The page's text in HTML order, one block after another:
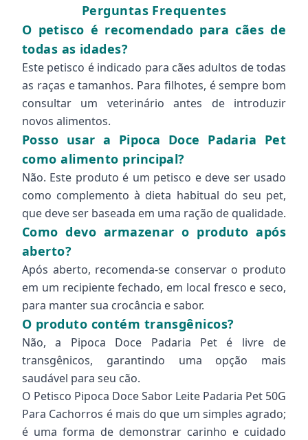
Perguntas Frequentes
O petisco é recomendado para cães de
todas as idades?
Este petisco é indicado para cães adultos de todas
as raças e tamanhos. Para filhotes, é sempre bom
consultar um veterinário antes de introduzir
novos alimentos.
Posso usar a Pipoca Doce Padaria Pet
como alimento principal?
Não. Este produto é um petisco e deve ser usado
como complemento à dieta habitual do seu pet,
que deve ser baseada em uma ração de qualidade.
Como devo armazenar o produto após
aberto?
Após aberto, recomenda-se conservar o produto
em um recipiente fechado, em local fresco e seco,
para manter sua crocância e sabor.
O produto contém transgênicos?
Não, a Pipoca Doce Padaria Pet é livre de
transgênicos, garantindo uma opção mais
saudável para seu cão.
O Petisco Pipoca Doce Sabor Leite Padaria Pet 50G
Para Cachorros é mais do que um simples agrado;
é uma forma de demonstrar carinho e cuidado